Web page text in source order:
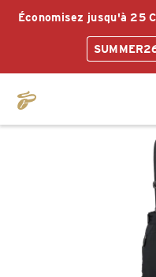
Économisez jusqu'à 25